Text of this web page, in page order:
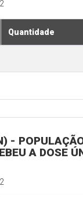
Quantidade
-
A DOSE